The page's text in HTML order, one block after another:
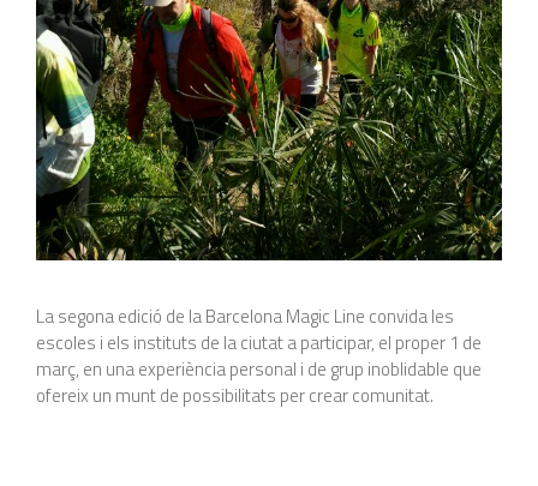
La segona edició de la Barcelona Magic Line convida les
escoles i els instituts de la ciutat a participar, el proper 1 de
març, en una experiència personal i de grup inoblidable que
ofereix un munt de possibilitats per crear comunitat.